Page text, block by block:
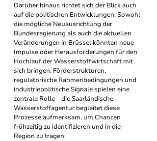
Darüber hinaus richtet sich der Blick auch
auf die politischen Entwicklungen: Sowohl
die mögliche Neuausrichtung der
Bundesregierung als auch die aktuellen
Veränderungen in Brüssel könnten neue
Impulse oder Herausforderungen für den
Hochlauf der Wasserstoffwirtschaft mit
sich bringen. Förderstrukturen,
regulatorische Rahmenbedingungen und
industriepolitische Signale spielen eine
zentrale Rolle – die Saarländische
Wasserstoffagentur begleitet diese
Prozesse aufmerksam, um Chancen
frühzeitig zu identifizieren und in die
Region zu tragen.